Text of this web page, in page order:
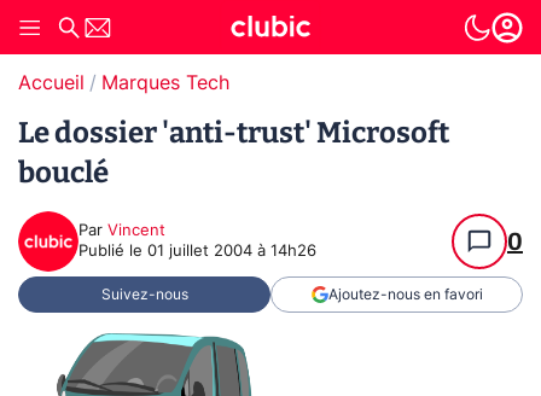
Accueil Marques Tech
Le dossier 'anti-trust' Microsoft
bouclé
Par Vincent
Publié le 01 juillet 2004 à 14h26 0
Suivez-nous Ajoutez-nous en favori